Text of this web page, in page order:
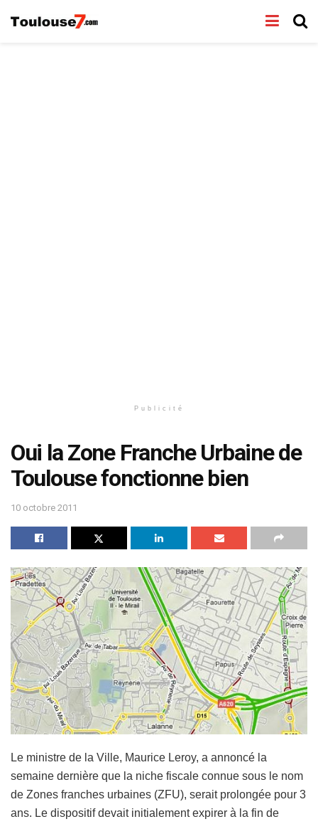
Publicité
Oui la Zone Franche Urbaine de
Toulouse fonctionne bien
10 octobre 2011
Le ministre de la Ville, Maurice Leroy, a annoncé la
semaine dernière que la niche fiscale connue sous le nom
de Zones franches urbaines (ZFU), serait prolongée pour 3
ans. Le dispositif devait initialement expirer à la fin de